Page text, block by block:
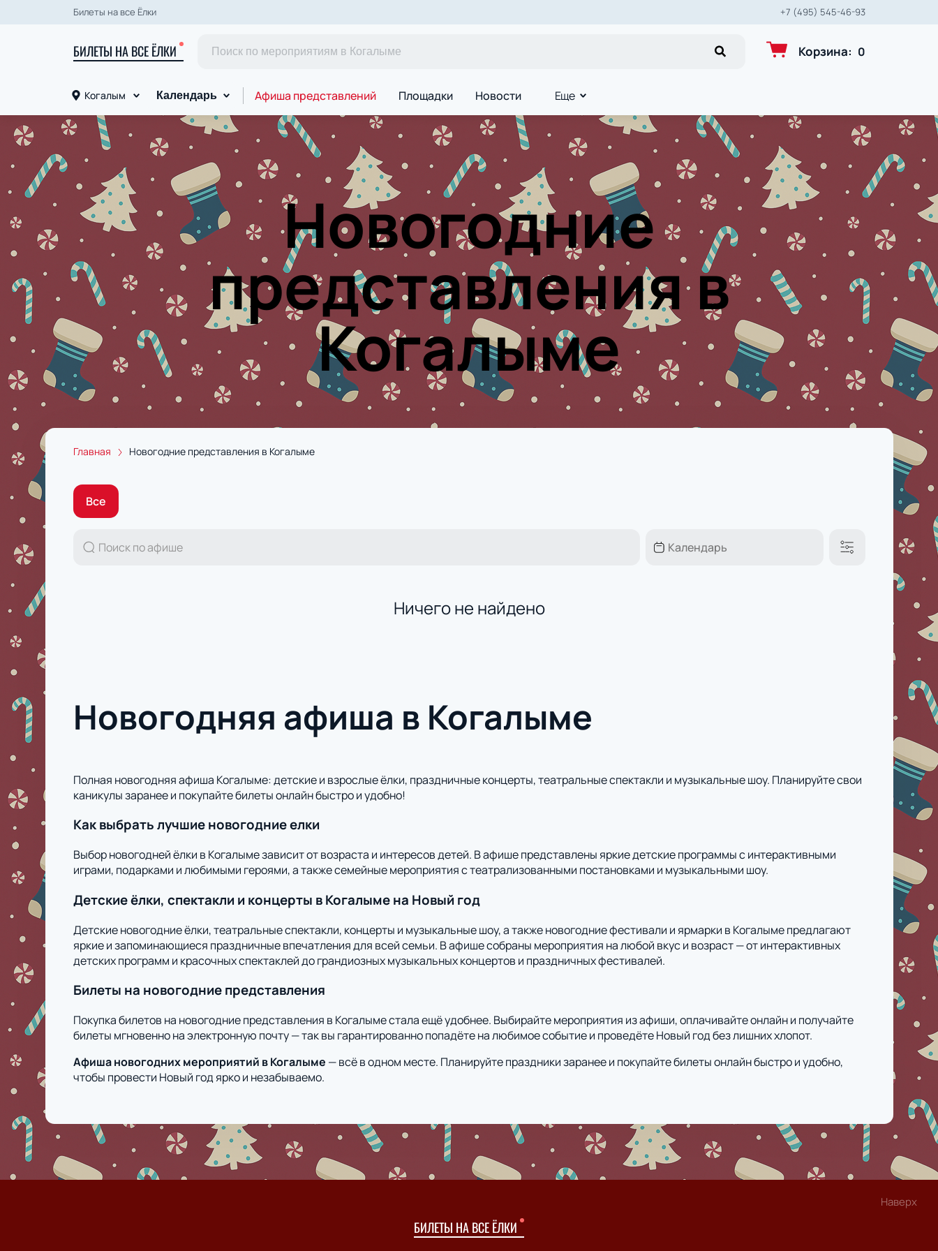
Билеты на все Ёлки +7 (495) 545-46-93
БИЛЕТЫ НА ВСЕ ЁЛКИ Корзина: 0
Когалым Календарь Афиша представлений Площадки Новости Еще
Новогодние
представления в
Когалыме
Главная Новогодние представления в Когалыме
Все
Ничего не найдено
Новогодняя афиша в Когалыме
Полная новогодняя афиша Когалыме: детские и взрослые ёлки, праздничные концерты, театральные спектакли и музыкальные шоу. Планируйте свои
каникулы заранее и покупайте билеты онлайн быстро и удобно!
Как выбрать лучшие новогодние елки
Выбор новогодней ёлки в Когалыме зависит от возраста и интересов детей. В афише представлены яркие детские программы с интерактивными
играми, подарками и любимыми героями, а также семейные мероприятия с театрализованными постановками и музыкальными шоу.
Детские ёлки, спектакли и концерты в Когалыме на Новый год
Детские новогодние ёлки, театральные спектакли, концерты и музыкальные шоу, а также новогодние фестивали и ярмарки в Когалыме предлагают
яркие и запоминающиеся праздничные впечатления для всей семьи. В афише собраны мероприятия на любой вкус и возраст — от интерактивных
детских программ и красочных спектаклей до грандиозных музыкальных концертов и праздничных фестивалей.
Билеты на новогодние представления
Покупка билетов на новогодние представления в Когалыме стала ещё удобнее. Выбирайте мероприятия из афиши, оплачивайте онлайн и получайте
билеты мгновенно на электронную почту — так вы гарантированно попадёте на любимое событие и проведёте Новый год без лишних хлопот.
Афиша новогодних мероприятий в Когалыме — всё в одном месте. Планируйте праздники заранее и покупайте билеты онлайн быстро и удобно,
чтобы провести Новый год ярко и незабываемо.
Наверх
БИЛЕТЫ НА ВСЕ ЁЛКИ